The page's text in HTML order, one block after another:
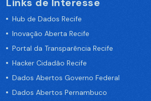
Links de Interesse
Hub de Dados Recife
Inovação Aberta Recife
Portal da Transparência Recife
Hacker Cidadão Recife
Dados Abertos Governo Federal
Dados Abertos Pernambuco